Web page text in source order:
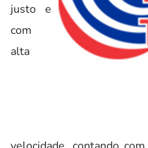
justo e
com
alta